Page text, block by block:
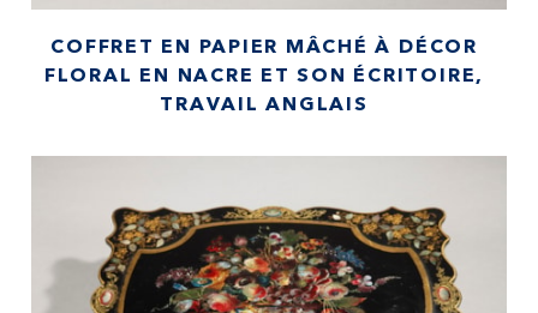
COFFRET EN PAPIER MÂCHÉ À DÉCOR
FLORAL EN NACRE ET SON ÉCRITOIRE,
TRAVAIL ANGLAIS